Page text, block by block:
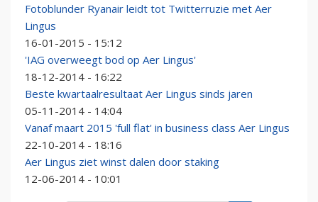
Fotoblunder Ryanair leidt tot Twitterruzie met Aer
Lingus
16-01-2015 - 15:12
'IAG overweegt bod op Aer Lingus'
18-12-2014 - 16:22
Beste kwartaalresultaat Aer Lingus sinds jaren
05-11-2014 - 14:04
Vanaf maart 2015 'full flat' in business class Aer Lingus
22-10-2014 - 18:16
Aer Lingus ziet winst dalen door staking
12-06-2014 - 10:01